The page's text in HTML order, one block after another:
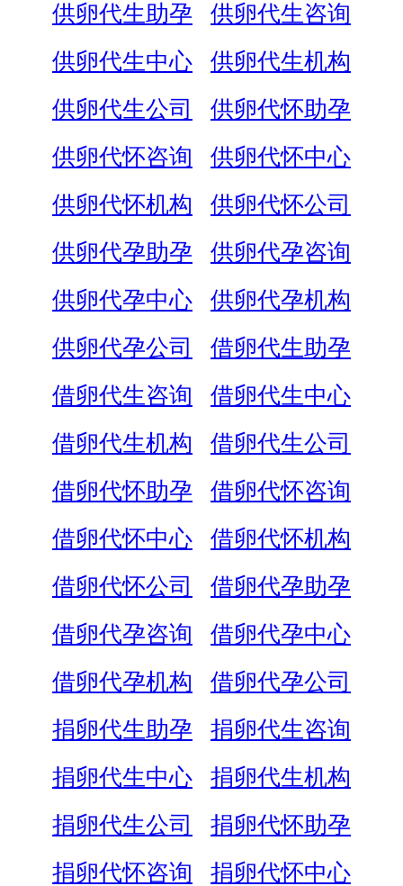
供卵代生助孕
供卵代生咨询
供卵代生中心
供卵代生机构
供卵代生公司
供卵代怀助孕
供卵代怀咨询
供卵代怀中心
供卵代怀机构
供卵代怀公司
供卵代孕助孕
供卵代孕咨询
供卵代孕中心
供卵代孕机构
供卵代孕公司
借卵代生助孕
借卵代生咨询
借卵代生中心
借卵代生机构
借卵代生公司
借卵代怀助孕
借卵代怀咨询
借卵代怀中心
借卵代怀机构
借卵代怀公司
借卵代孕助孕
借卵代孕咨询
借卵代孕中心
借卵代孕机构
借卵代孕公司
捐卵代生助孕
捐卵代生咨询
捐卵代生中心
捐卵代生机构
捐卵代生公司
捐卵代怀助孕
捐卵代怀咨询
捐卵代怀中心